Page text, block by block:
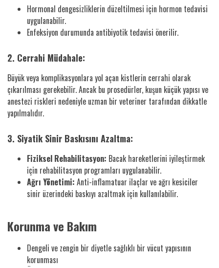
Hormonal dengesizliklerin düzeltilmesi için hormon tedavisi
uygulanabilir.
Enfeksiyon durumunda antibiyotik tedavisi önerilir.
2. Cerrahi Müdahale:
Büyük veya komplikasyonlara yol açan kistlerin cerrahi olarak
çıkarılması gerekebilir. Ancak bu prosedürler, kuşun küçük yapısı ve
anestezi riskleri nedeniyle uzman bir veteriner tarafından dikkatle
yapılmalıdır.
3. Siyatik Sinir Baskısını Azaltma:
Fiziksel Rehabilitasyon: Bacak hareketlerini iyileştirmek
için rehabilitasyon programları uygulanabilir.
Ağrı Yönetimi: Anti-inflamatuar ilaçlar ve ağrı kesiciler
sinir üzerindeki baskıyı azaltmak için kullanılabilir.
Korunma ve Bakım
Dengeli ve zengin bir diyetle sağlıklı bir vücut yapısının
korunması